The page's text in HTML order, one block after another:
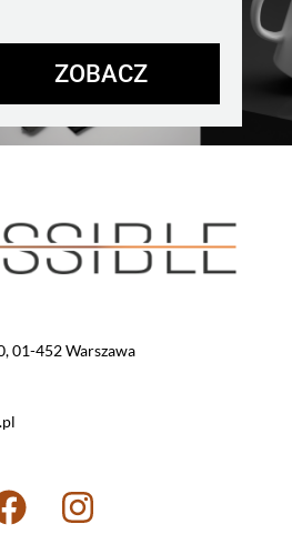
ZOBACZ
01-452 Warszawa